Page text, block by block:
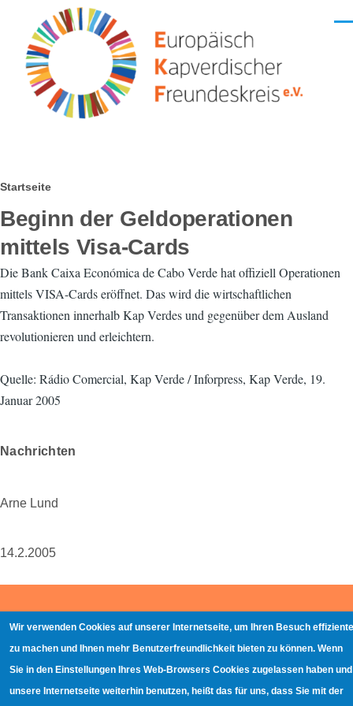
Direkt zum Inhalt
Pfadnavigation
Startseite
Beginn der Geldoperationen
mittels Visa-Cards
Die Bank Caixa Económica de Cabo Verde hat offiziell Operationen
mittels VISA-Cards eröffnet. Das wird die wirtschaftlichen
Transaktionen innerhalb Kap Verdes und gegenüber dem Ausland
revolutionieren und erleichtern.
Quelle: Rádio Comercial, Kap Verde / Inforpress, Kap Verde, 19.
Januar 2005
Nachrichten
Arne Lund
14.2.2005
Wir verwenden Cookies auf unserer Internetseite, um Ihren Besuch
zu machen und Ihnen mehr Benutzerfreundlichkeit bieten zu können. Wenn
Sie in den Einstellungen Ihres Web-Browsers Cookies zugelassen haben und
unsere Internetseite weiterhin benutzen, heißt das für uns, dass Sie mit der